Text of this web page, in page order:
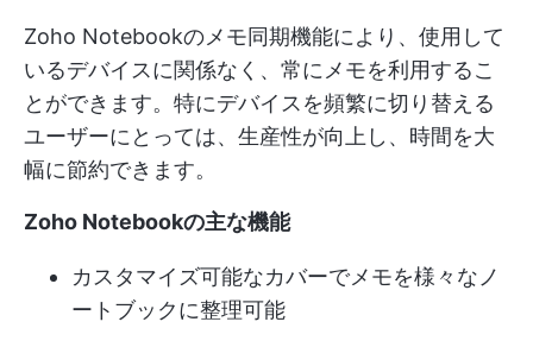
Zoho Notebookのメモ同期機能により、使用して
いるデバイスに関係なく、常にメモを利用するこ
とができます。特にデバイスを頻繁に切り替える
ユーザーにとっては、生産性が向上し、時間を大
幅に節約できます。
Zoho Notebookの主な機能
カスタマイズ可能なカバーでメモを様々なノ
ートブックに整理可能